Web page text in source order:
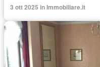
3 ott 2025 in Immobiliare.it